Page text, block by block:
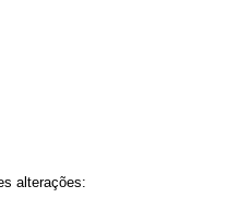
alterações: